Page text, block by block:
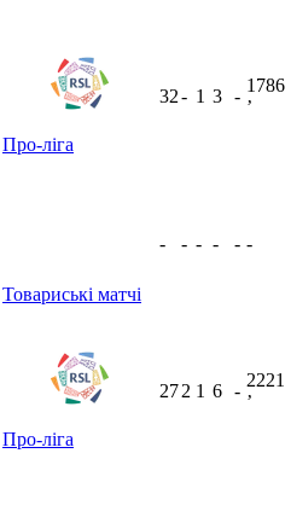
Про-ліга
32- 1 3 -
1786
ʼ
Товариські матчі
- - - - - -
Про-ліга
272 1 6 -
2221
ʼ